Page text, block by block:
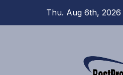
Thu. Aug 6th, 2026